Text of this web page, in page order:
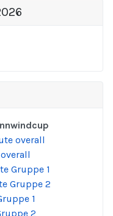
overall
Gruppe 1
Gruppe 2
1
2